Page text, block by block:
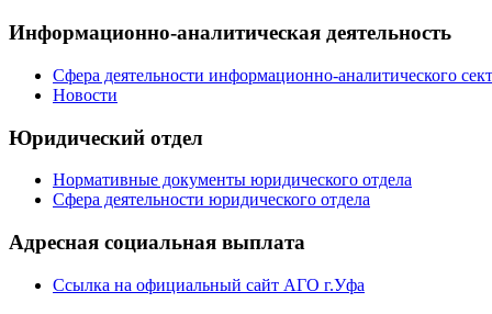
Информационно-аналитическая деятельность
Сфера деятельности информационно-аналитического
Новости
Юридический отдел
Нормативные документы юридического отдела
Сфера деятельности юридического отдела
Адресная социальная выплата
Ссылка на официальный сайт АГО г.Уфа